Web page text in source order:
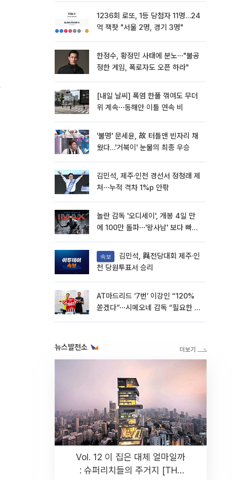
1236회 로또, 1등 당첨자 11명…24
억 잭팟 "서울 2명, 경기 3명"
한정수, 황정민 사태에 분노⋯"불공
정한 게임, 폭로자도 오픈 하라"
[내일 날씨] 폭염 한풀 꺾여도 무더
위 계속⋯동해안 이틀 연속 비
'불명' 문세윤, 故 터틀맨 빈자리 채
웠다…'거북이' 눈물의 최종 우승
김민석, 제주·인천 경선서 정청래 제
쳐⋯누적 격차 1%p 안팎
놀란 감독 '오디세이', 개봉 4일 만
에 100만 돌파⋯'왕사남' 보다 빠르
속보
천 당원투표서 승리
AT마드리드 ‘7번’ 이강인 “120%
쏟겠다”⋯시메오네 감독 “필요한 선
뉴스발전소
Vol. 12 이 집은 대체 얼마일까
: 슈퍼리치들의 주거지 [THE